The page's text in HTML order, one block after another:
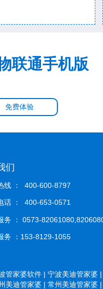
联通手机版
免费体验
们
： 400-600-8797
： 400-653-0571
： 0573-
：153-8129-1055
管家婆软件 | 宁波美迪管家婆 |
美迪管家婆 | 常州美迪管家婆 |